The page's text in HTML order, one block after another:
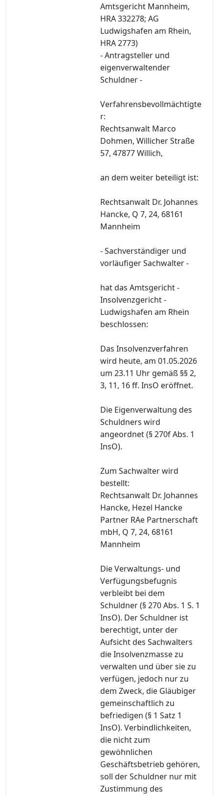
Amtsgericht Mannheim,
HRA 332278; AG
Ludwigshafen am Rhein,
HRA 2773)
- Antragsteller und
eigenverwaltender
Schuldner -
Verfahrensbevollmächtigte
r:
Rechtsanwalt Marco
Dohmen, Willicher Straße
57, 47877 Willich,
an dem weiter beteiligt ist:
Rechtsanwalt Dr. Johannes
Hancke, Q 7, 24, 68161
Mannheim
- Sachverständiger und
vorläufiger Sachwalter -
hat das Amtsgericht -
Insolvenzgericht -
Ludwigshafen am Rhein
beschlossen:
Das Insolvenzverfahren
wird heute, am 01.05.2026
um 23.11 Uhr gemäß §§ 2,
3, 11, 16 ff. InsO eröffnet.
Die Eigenverwaltung des
Schuldners wird
angeordnet (§ 270f Abs. 1
InsO).
Zum Sachwalter wird
bestellt:
Rechtsanwalt Dr. Johannes
Hancke, Hezel Hancke
Partner RAe Partnerschaft
mbH, Q 7, 24, 68161
Mannheim
Die Verwaltungs- und
Verfügungsbefugnis
verbleibt bei dem
Schuldner (§ 270 Abs. 1 S. 1
InsO). Der Schuldner ist
berechtigt, unter der
Aufsicht des Sachwalters
die Insolvenzmasse zu
verwalten und über sie zu
verfügen, jedoch nur zu
dem Zweck, die Gläubiger
gemeinschaftlich zu
befriedigen (§ 1 Satz 1
InsO). Verbindlichkeiten,
die nicht zum
gewöhnlichen
Geschäftsbetrieb gehören,
soll der Schuldner nur mit
Zustimmung des